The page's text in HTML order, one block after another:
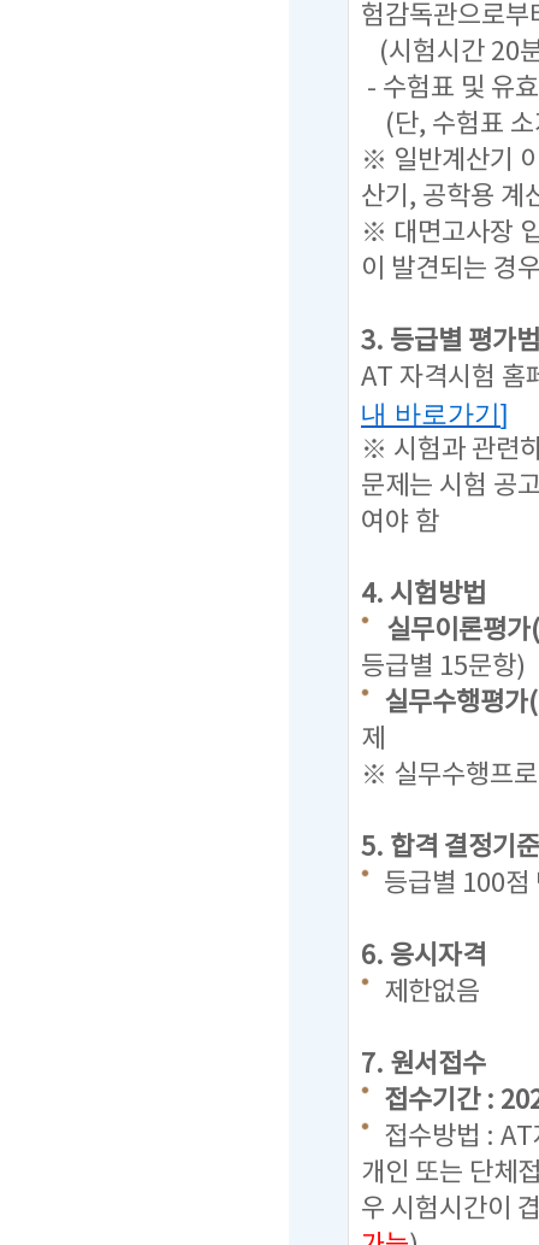
험감독관으로
(시험시간 20
- 수험표 및 유
(단, 수험표
※ 일반계산기
산기, 공학용 계
※ 대면고사장
이 발견되는 경
3. 등급별 평가
AT 자격시험 홈
내 바로가기]
※ 시험과 관련
문제는 시험 공
여야 함
4. 시험방법
실무이론평
등급별 15문항)
실무수행평
제
※ 실무수행프
5. 합격 결정기준
등급별 100점
6. 응시자격
제한없음
7. 원서접수
접수기간 :
접수방법 :
개인 또는 단체
우 시험시간이